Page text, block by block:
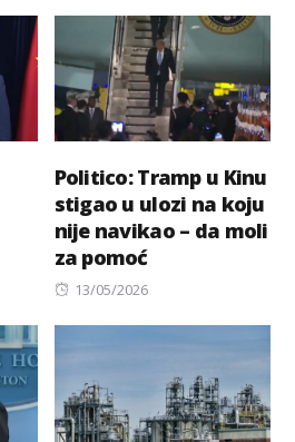
Politico: Tramp u Kinu
stigao u ulozi na koju
nije navikao – da moli
za pomoć
Posted
13/05/2026